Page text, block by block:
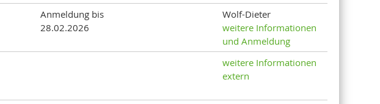
Anmeldung bis
28.02.2026
Wolf-Dieter
weitere Informationen
und Anmeldung
weitere Informationen
extern